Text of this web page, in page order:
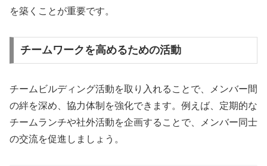
を築くことが重要です。
チームワークを高めるための活動
チームビルディング活動を取り入れることで、メンバー間
の絆を深め、協力体制を強化できます。例えば、定期的な
チームランチや社外活動を企画することで、メンバー同士
の交流を促進しましょう。